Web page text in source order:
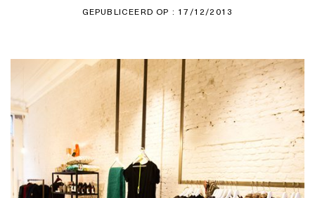
GEPUBLICEERD OP : 17/12/2013